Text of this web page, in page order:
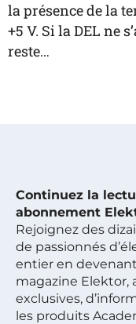
la présence de la
+5 V. Sila DEL ne
reste…
Continuez la
abonnement
Rejoignez des
de passionnés
entier en
magazine Elektor,
exclusives,
les produits